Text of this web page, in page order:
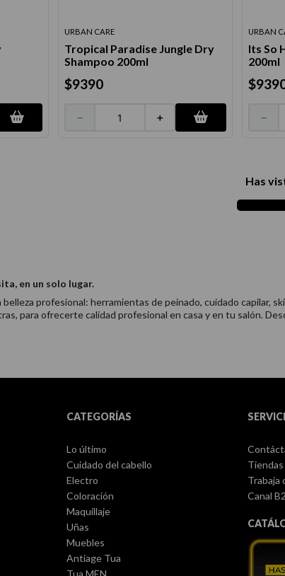
URBAN CARE
Tropical Paradise Jungle Dry
Shampoo 200ml
$9390
＋
－
URBAN
Its So
200ml
$
－
Has
en un solo lugar.
profesional: herramientas de peinado, cuidado capilar,
para ofrecerte calidad profesional en casa y en tu salón.
CATEGORÍAS
Lo último
Cuidado del cabello
Electro
Coloración
Maquillaje
Uñas
Muebles
Antiage Tua
Tiendas
Trabaja
Canal